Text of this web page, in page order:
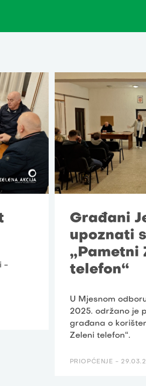
-
Građani
upoznati
„Pametni
telefon“
U Mjesnom
2025. održano je
građana o
Zeleni telefon“.
PRIOPĆENJE -